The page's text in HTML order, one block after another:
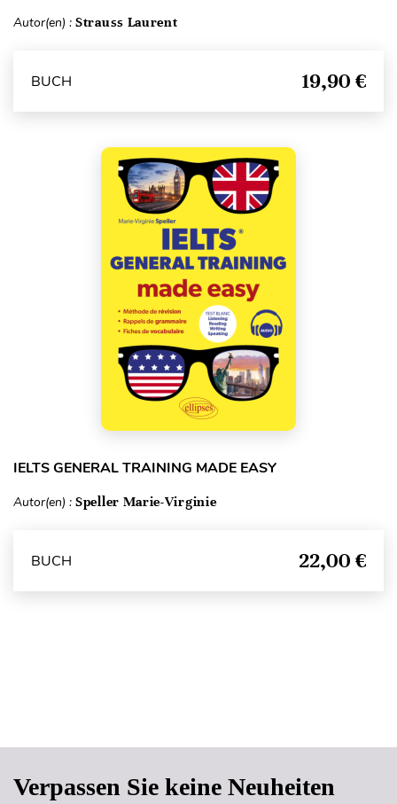
Autor(en) : Strauss Laurent
BUCH 19,90 €
IELTS GENERAL TRAINING MADE EASY
Autor(en) : Speller Marie-Virginie
BUCH 22,00 €
Verpassen Sie keine Neuheiten